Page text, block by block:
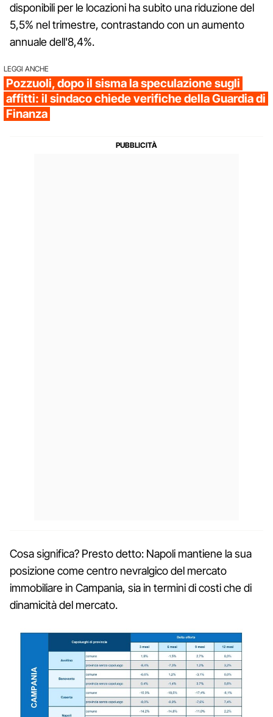
disponibili per le locazioni ha subito una riduzione del
5,5% nel trimestre, contrastando con un aumento
annuale dell'8,4%.
LEGGI ANCHE
Pozzuoli, dopo il sisma la speculazione sugli
affitti: il sindaco chiede verifiche della Guardia di
Finanza
Cosa significa? Presto detto: Napoli mantiene la sua
posizione come centro nevralgico del mercato
immobiliare in Campania, sia in termini di costi che di
dinamicità del mercato.